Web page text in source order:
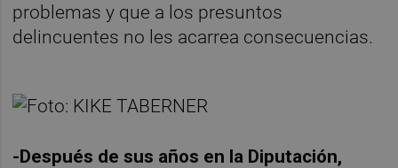
problemas y que a los presuntos
delincuentes no les acarrea consecuencias.
-Después de sus años en la Diputación,